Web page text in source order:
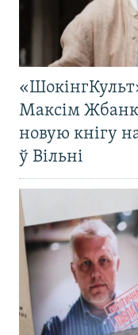
Максім
новую кнігу
ў Вільні